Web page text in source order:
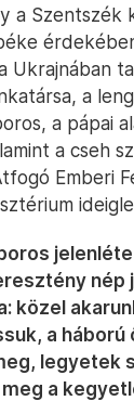
a Szentszék
Ukrajnában
a
a pápai
a cseh
Emberi
nép
közel
a háború
legyetek
a